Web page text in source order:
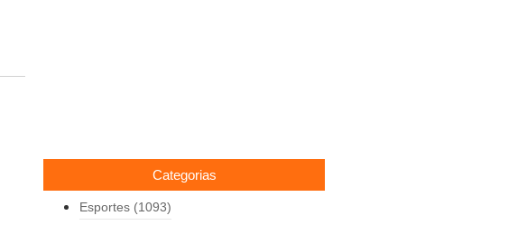
Categorias
Esportes (1093)